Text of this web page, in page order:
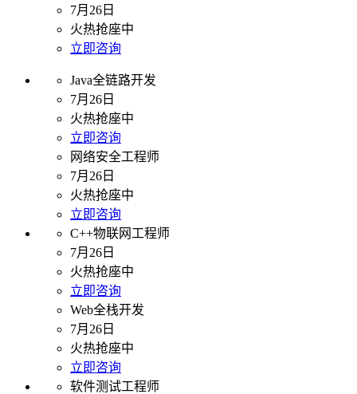
7月26日
火热抢座中
立即咨询
Java全链路开发
7月26日
火热抢座中
立即咨询
网络安全工程师
7月26日
火热抢座中
立即咨询
C++物联网工程师
7月26日
火热抢座中
立即咨询
Web全栈开发
7月26日
火热抢座中
立即咨询
软件测试工程师